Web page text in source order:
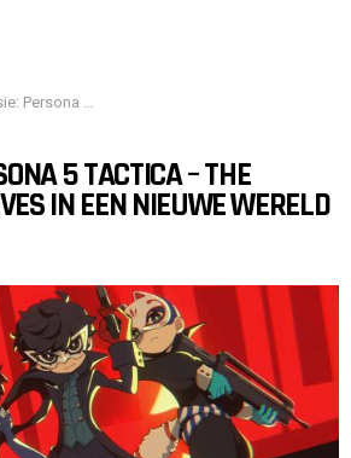
The Phantom Thieves in een nieuwe wereld
5 TACTICA – THE
IN EEN NIEUWE WERELD